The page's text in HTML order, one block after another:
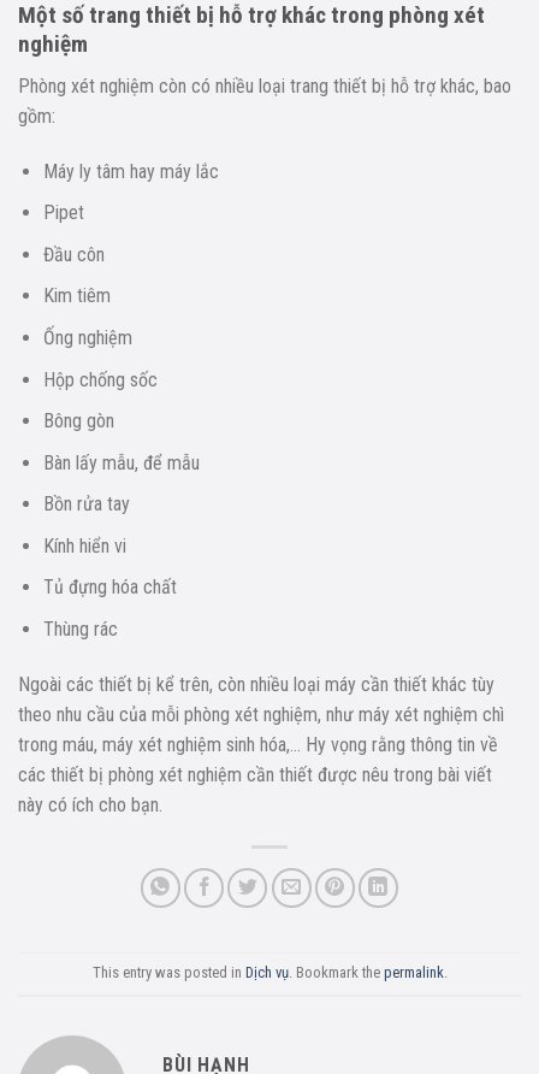
Một số trang thiết bị hỗ trợ khác trong phòng xét
nghiệm
Phòng xét nghiệm còn có nhiều loại trang thiết bị hỗ trợ khác, bao
gồm:
Máy ly tâm hay máy lắc
Pipet
Đầu côn
Kim tiêm
Ống nghiệm
Hộp chống sốc
Bông gòn
Bàn lấy mẫu, để mẫu
Bồn rửa tay
Kính hiển vi
Tủ đựng hóa chất
Thùng rác
Ngoài các thiết bị kể trên, còn nhiều loại máy cần thiết khác tùy
theo nhu cầu của mỗi phòng xét nghiệm, như máy xét nghiệm chì
trong máu, máy xét nghiệm sinh hóa,… Hy vọng rằng thông tin về
các thiết bị phòng xét nghiệm cần thiết được nêu trong bài viết
này có ích cho bạn.
This entry was posted in Dịch vụ. Bookmark the permalink.
BÙI HẠNH